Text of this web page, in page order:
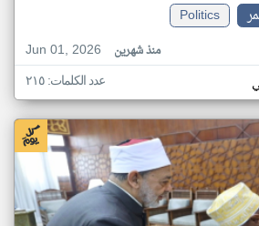
Politics
Jun 01, 2026
منذ شهرين
عدد الكلمات: ٢١٥